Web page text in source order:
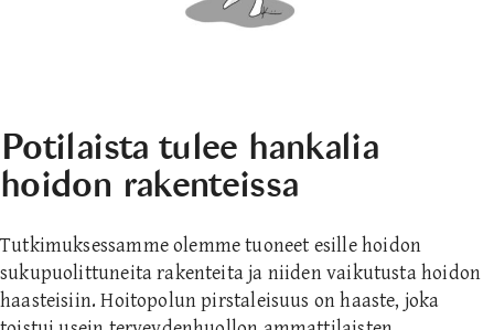
Potilaista tulee hankalia
hoidon rakenteissa
Tutkimuksessamme olemme tuoneet esille hoidon
sukupuolittuneita rakenteita ja niiden vaikutusta hoidon
haasteisiin. Hoitopolun pirstaleisuus on haaste, joka